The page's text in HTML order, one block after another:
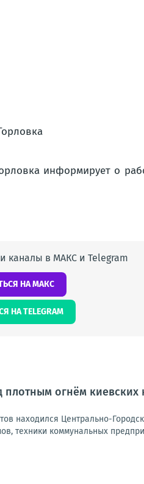
каналы в МАКС и Telegram
НА МАКС
НА TELEGRAM
огнём
находился Центрально-
техники коммунальных